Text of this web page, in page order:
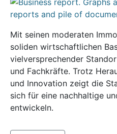
Mit seinen moderaten
soliden wirtschaftlichen
vielversprechender
und Fachkräfte. Trotz
und Innovation zeigt die
sich für eine nachhaltige
entwickeln.